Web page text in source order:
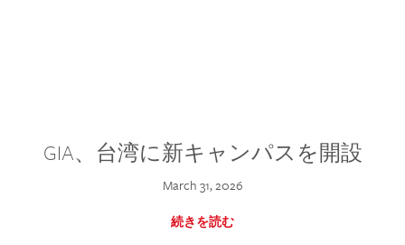
GIA、台湾に新キャンパスを開設
March 31, 2026
続きを読む